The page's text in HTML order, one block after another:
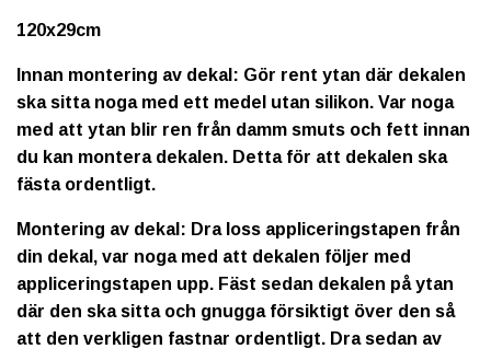
120x29cm
Innan montering av dekal: Gör rent ytan där dekalen
ska sitta noga med ett medel utan silikon. Var noga
med att ytan blir ren från damm smuts och fett innan
du kan montera dekalen. Detta för att dekalen ska
fästa ordentligt.
Montering av dekal: Dra loss appliceringstapen från
din dekal, var noga med att dekalen följer med
appliceringstapen upp. Fäst sedan dekalen på ytan
där den ska sitta och gnugga försiktigt över den så
att den verkligen fastnar ordentligt. Dra sedan av